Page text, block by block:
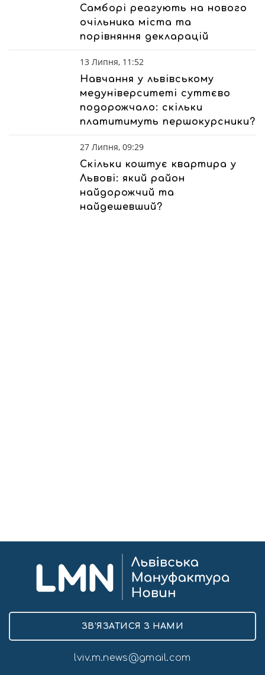
Самборі реагують на нового
очільника міста та
порівняння декларацій
13 Липня, 11:52
Навчання у львівському
медуніверситеті суттєво
подорожчало: скільки
платитимуть першокурсники?
27 Липня, 09:29
Скільки коштує квартира у
Львові: який район
найдорожчий та
найдешевший?
ЗВ’ЯЗАТИСЯ З НАМИ
lviv.m.news@gmail.com